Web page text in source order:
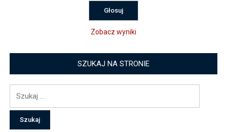
Zobacz wyniki
SZUKAJ NA STRONIE